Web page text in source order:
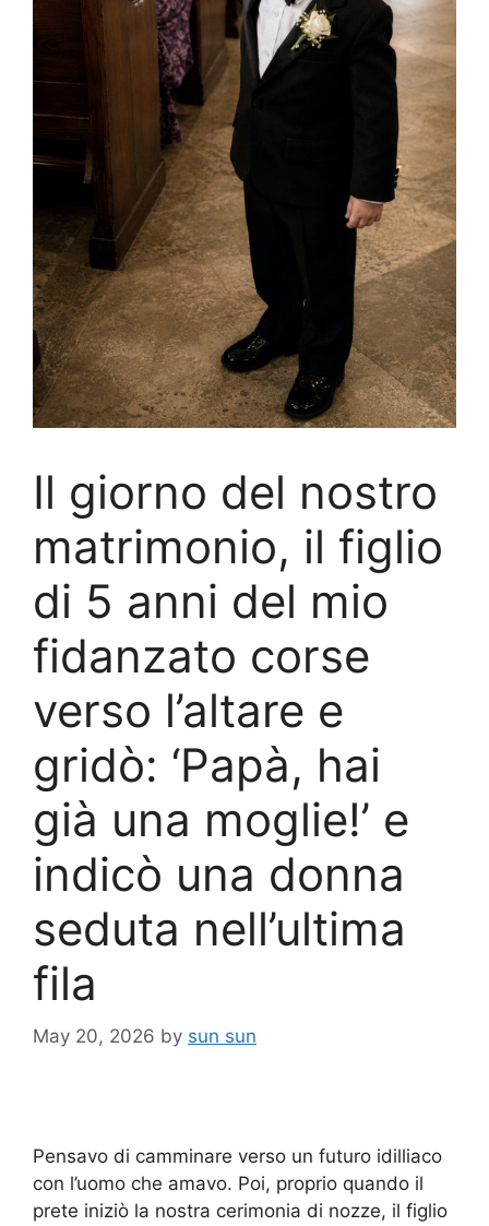
Il giorno del nostro
matrimonio, il figlio
di 5 anni del mio
fidanzato corse
verso l’altare e
gridò: ‘Papà, hai
già una moglie!’ e
indicò una donna
seduta nell’ultima
fila
May 20, 2026 by sun sun
Pensavo di camminare verso un futuro idilliaco
con l’uomo che amavo. Poi, proprio quando il
prete iniziò la nostra cerimonia di nozze, il figlio